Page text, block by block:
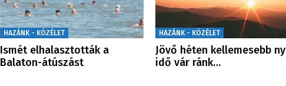
HAZÁNK - KÖZÉLET
Ismét elhalasztották a
Balaton-átúszást
HAZÁNK - KÖZÉLET
Jövő héten kellemesebb
idő vár ránk…